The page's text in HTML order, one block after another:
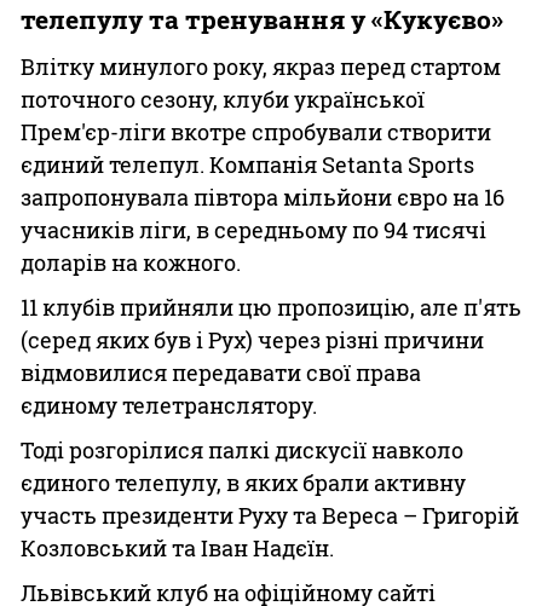
телепулу та тренування у «Кукуєво»
Влітку минулого року, якраз перед стартом
поточного сезону, клуби української
Прем'єр-ліги вкотре спробували створити
єдиний телепул. Компанія Setanta Sports
запропонувала півтора мільйони євро на 16
учасників ліги, в середньому по 94 тисячі
доларів на кожного.
11 клубів прийняли цю пропозицію, але п'ять
(серед яких був і Рух) через різні причини
відмовилися передавати свої права
єдиному телетранслятору.
Тоді розгорілися палкі дискусії навколо
єдиного телепулу, в яких брали активну
участь президенти Руху та Вереса – Григорій
Козловський та Іван Надєїн.
Львівський клуб на офіційному сайті